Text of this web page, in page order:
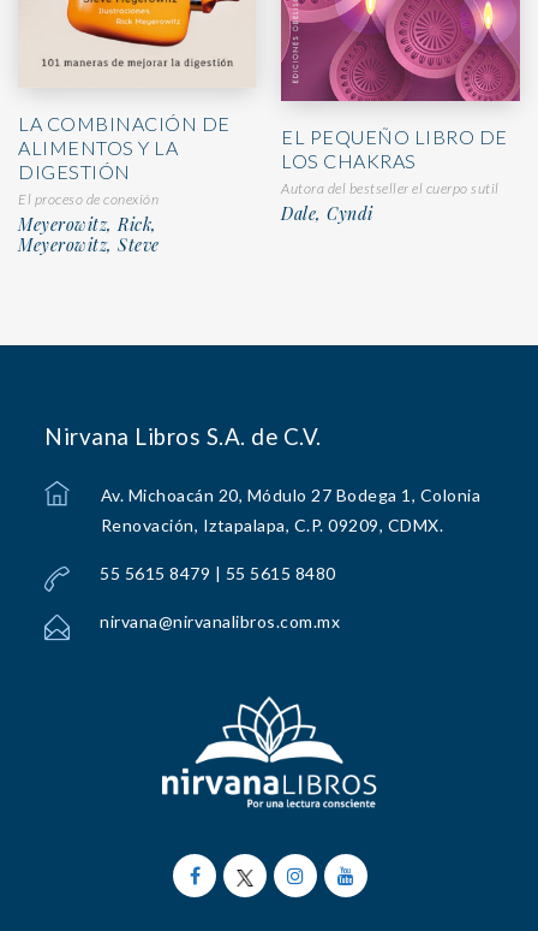
LA COMBINACIÓN DE
ALIMENTOS Y LA
DIGESTIÓN
El proceso de conexión
Meyerowitz, Rick,
Meyerowitz, Steve
EL PEQUEÑO LIBRO DE
LOS CHAKRAS
Autora del bestseller el cuerpo sutil
Dale, Cyndi
Nirvana Libros S.A. de C.V.
Av. Michoacán 20, Módulo 27 Bodega 1, Colonia
Renovación, Iztapalapa, C.P. 09209, CDMX.
55 5615 8479 | 55 5615 8480
nirvana@nirvanalibros.com.mx